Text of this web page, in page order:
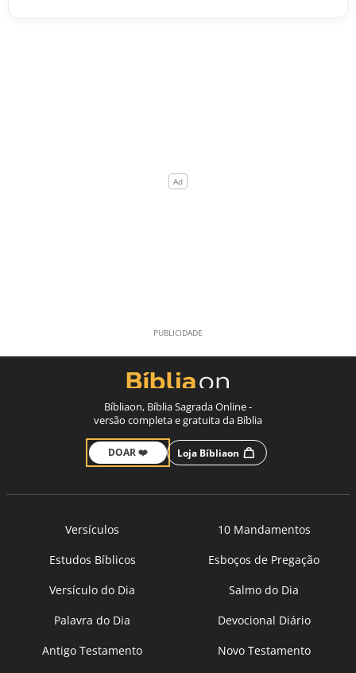
Bíbliaon, Bíblia Sagrada Online -
versão completa e gratuita da Bíblia
DOAR ❤️ Loja Bíbliaon
Versículos
10 Mandamentos
Estudos Bíblicos
Esboços de Pregação
Versículo do Dia
Salmo do Dia
Palavra do Dia
Devocional Diário
Antigo Testamento
Novo Testamento